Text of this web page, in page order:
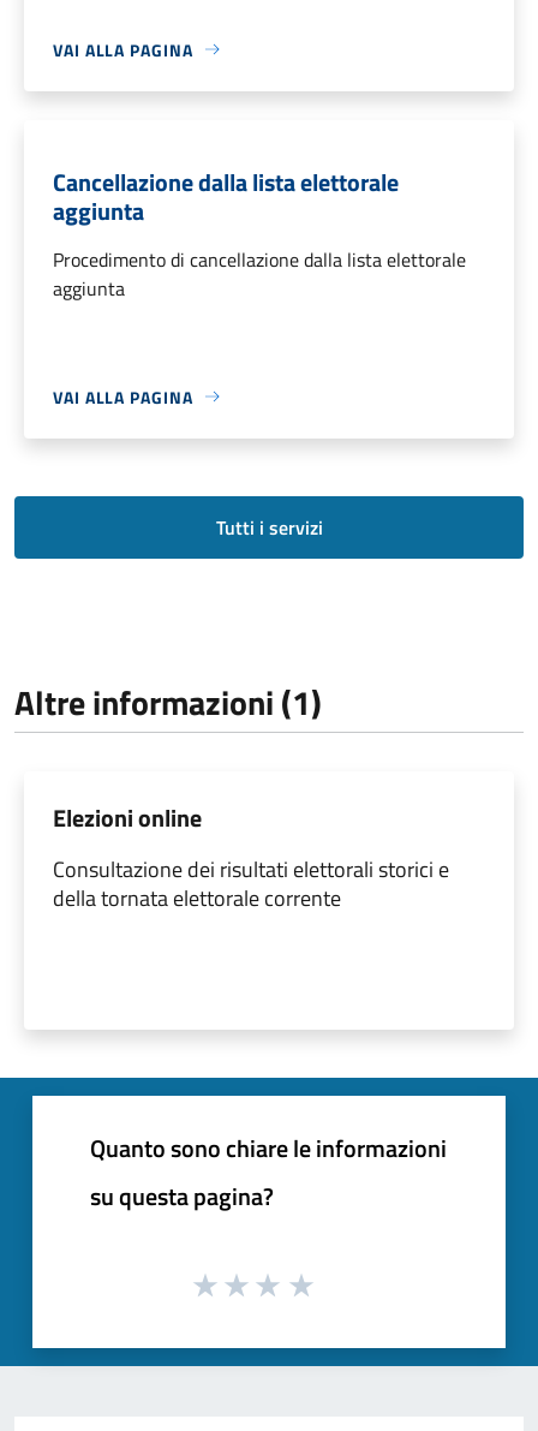
VAI ALLA PAGINA
Cancellazione dalla lista elettorale
aggiunta
Procedimento di cancellazione dalla lista elettorale
aggiunta
VAI ALLA PAGINA
Tutti i servizi
Altre informazioni (1)
Elezioni online
Consultazione dei risultati elettorali storici e
della tornata elettorale corrente
Quanto sono chiare le informazioni
su questa pagina?